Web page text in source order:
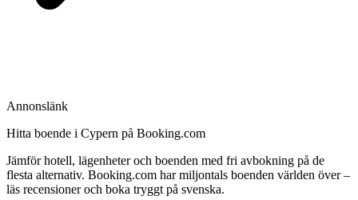
Annonslänk
Hitta boende i Cypern på Booking.com
Jämför hotell, lägenheter och boenden med fri avbokning på de
flesta alternativ. Booking.com har miljontals boenden världen över –
läs recensioner och boka tryggt på svenska.